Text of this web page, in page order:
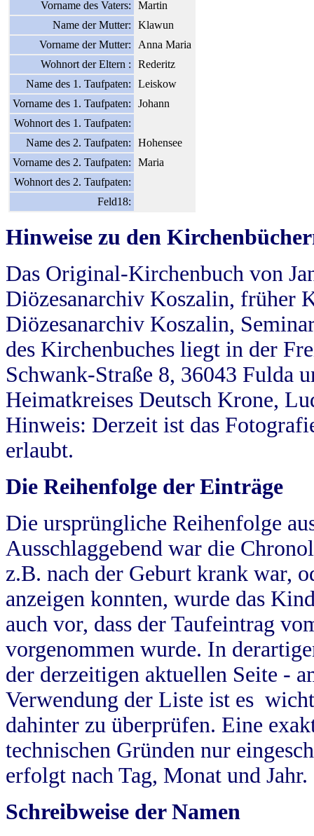
Vorname des Vaters:
Martin
Name der Mutter:
Klawun
Vorname der Mutter:
Anna Maria
Wohnort der Eltern :
Rederitz
Name des 1. Taufpaten:
Leiskow
Vorname des 1. Taufpaten:
Johann
Wohnort des 1. Taufpaten:
Name des 2. Taufpaten:
Hohensee
Vorname des 2. Taufpaten:
Maria
Wohnort des 2. Taufpaten:
Feld18:
Hinweise zu den
Das Original-Kirchenbuch von
Diözesanarchiv Koszalin, früher
Diözesanarchiv Koszalin,
des Kirchenbuches liegt in der
Schwank-Straße 8, 36043 Fulda
Heimatkreises Deutsch Krone,
Hinweis: Derzeit ist das
erlaubt.
Die Reihenfolge der Einträge
Die ursprüngliche Reihenfolge
Ausschlaggebend war die
z.B. nach der Geburt krank war,
anzeigen konnten, wurde das
auch vor, dass der Taufeintrag
vorgenommen wurde. In
der derzeitigen aktuellen Seite -
Verwendung der Liste ist es
dahinter zu überprüfen. Eine
technischen Gründen nur
erfolgt nach Tag, Monat und Jahr.
Schreibweise der Namen